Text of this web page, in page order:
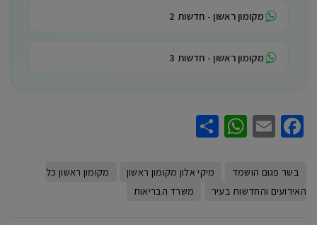
מקומון ראשון - חדשות 2
מקומון ראשון - חדשות 3
Facebook
Email
WhatsApp
בשר פגום הושמד מיקי אלון מקומון ראשון
מקומון ראשון כל
האירועים והחדשות בעיר
משרד הבריאות